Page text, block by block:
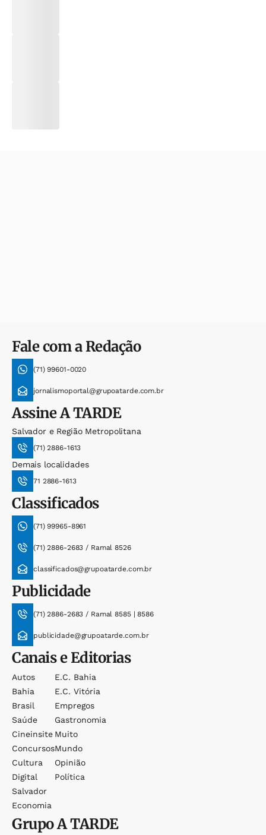
Fale com a Redação
(71) 99601-0020
jornalismoportal@grupoatarde.com.br
AssineA TARDE
Salvador e Região Metropolitana
(71) 2886-1613
Demais localidades
71 2886-1613
Classificados
(71) 99965-8961
(71) 2886-2683 / Ramal 8526
classificados@grupoatarde.com.br
Publicidade
(71) 2886-2683 / Ramal 8585 | 8586
publicidade@grupoatarde.com.br
Canais e Editorias
Autos
Bahia
Brasil
Saúde
Cineinsite
Concursos
Cultura
Digital
Salvador
Economia
E.c. Bahia
E.c. Vitória
Empregos
Gastronomia
Muito
Mundo
Opinião
Política
GrupoA TARDE